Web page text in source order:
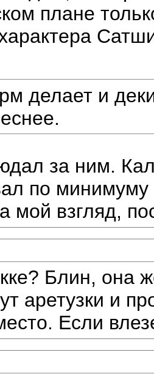
плане
делает и
за ним.
по
мой взгляд,
Блин, она
аретузки и
Если